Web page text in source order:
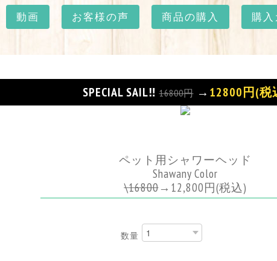
動画 お客様の声 商品の購入 購入
SPECIAL SAIL‼ 16800円→ 12800円(税
ペット用シャワーヘッド
Shawany Color
\16800→ 12,800円(税込)
数量